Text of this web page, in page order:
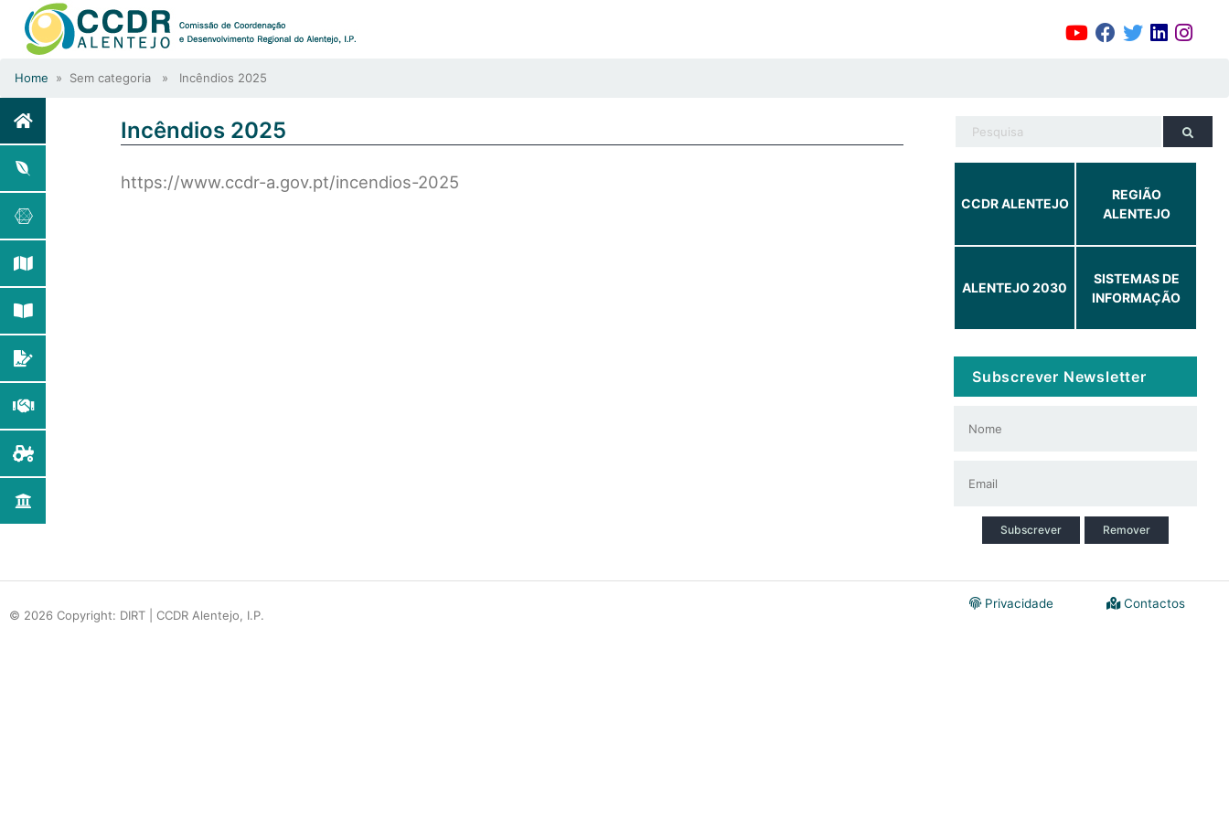
Home » Sem categoria » Incêndios 2025
Incêndios 2025
https://www.ccdr-a.gov.pt/incendios-2025
CCDR ALENTEJO
REGIÃO
ALENTEJO
ALENTEJO 2030
SISTEMAS DE
INFORMAÇÃO
Subscrever Newsletter
Subscrever Remover
© 2026 Copyright: DIRT | CCDR Alentejo, I.P.
Contactos
Privacidade